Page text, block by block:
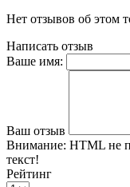
Нет отзывов об этом
Написать отзыв
Ваше имя:
Ваш отзыв
Внимание: HTML не
текст!
Рейтинг